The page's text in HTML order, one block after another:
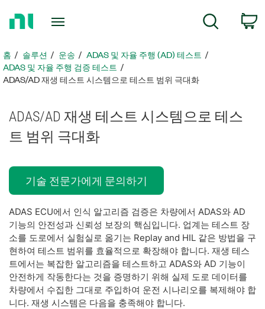
지
로
돌
홈 솔루션 운송
ADAS 및 자율 주행 (AD) 테스트
ADAS 및 자율 주행 검증 테스트
ADAS/AD 재생 테스트 시스템으로 테스트 범위 극대화
ADAS/AD 재생 테스트 시스템으로 테스
트 범위 극대화
기술 전문가에게 문의하기
ADAS ECU에서 인식 알고리즘 검증은 차량에서 ADAS와 AD
기능의 안전성과 신뢰성 보장의 핵심입니다. 업계는 테스트 장
소를 도로에서 실험실로 옮기는 Replay and HIL 같은 방법을 구
현하여 테스트 범위를 효율적으로 확장해야 합니다. 재생 테스
트에서는 복잡한 알고리즘을 테스트하고 ADAS와 AD 기능이
안전하게 작동한다는 것을 증명하기 위해 실제 도로 데이터를
차량에서 수집한 그대로 주입하여 운전 시나리오를 복제해야 합
니다. 재생 시스템은 다음을 충족해야 합니다.